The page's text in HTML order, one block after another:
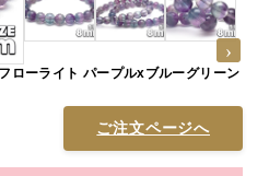
ローライト パープルxブルーグリーン
ご注文ページへ